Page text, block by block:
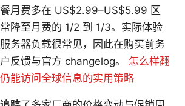
月费多在 US$2.99–US$5.99 区
降至月费的 1/2 到 1/3。实际体验
务器负载很常见，因此在购买前务
反馈与官方 changelog。 怎么样翻
能访问全球信息的实用策略